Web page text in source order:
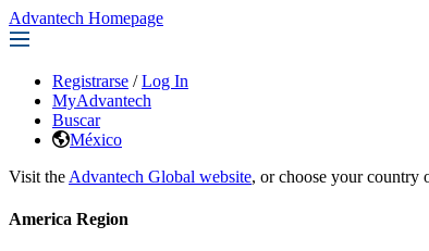
Advantech Homepage
Registrarse / Log In
MyAdvantech
Buscar
México
Visit the Advantech Global website, or choose your country
America Region